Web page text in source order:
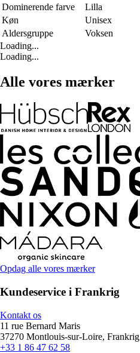
Dominerende farve
Lilla
Køn
Unisex
Aldersgruppe
Voksen
Loading...
Loading...
Alle vores mærker
Opdag alle vores mærker
Kundeservice i Frankrig
Kontakt os
11 rue Bernard Maris
37270 Montlouis-sur-Loire, Frankrig
+33 1 86 47 62 58